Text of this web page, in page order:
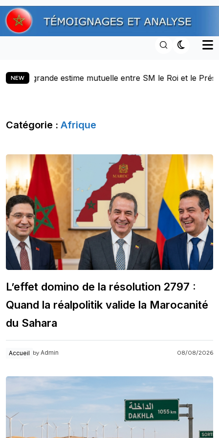
Skip
to
content
NEW
SM le Roi et le Président Donald J. Trump Maroc-
Catégorie : Afrique
L’effet domino de la résolution 2797 :
Quand la réalpolitik valide la Marocanité
du Sahara
Accueil by Admin 08/08/2026